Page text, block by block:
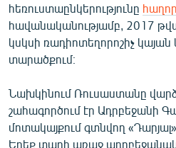
«Ազատության» բոլոր
հեռուստաընկերությունը
հավանականությամբ, 2017
կսկսի ռադիոտեղորոշիչ կայան
տարածքում։
Նախկինում Ռուսաստանը
շահագործում էր Ադրբեջանի
մոտակայքում գտնվող
Երեք տարի առաջ